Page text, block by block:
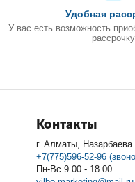
Удобная
У вас есть возможность
рассрочку
Контакты
г. Алматы,
+7(775)596-52-96
Пн-Вс 9.00 - 18.00